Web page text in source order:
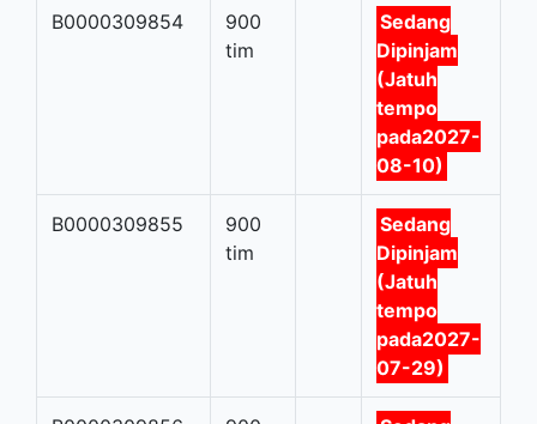
B0000309854
900
tim
Sedang
Dipinjam
(Jatuh
tempo
pada2027-
08-10)
B0000309855
900
tim
Sedang
Dipinjam
(Jatuh
tempo
pada2027-
07-29)